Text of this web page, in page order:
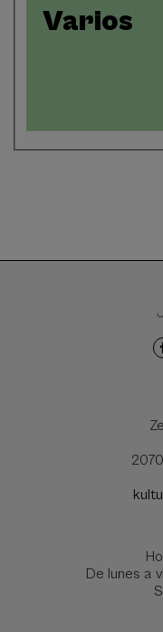
Varios
De lunes a